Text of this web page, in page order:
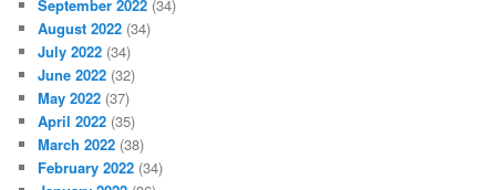
September 2022 (34)
August 2022 (34)
July 2022 (34)
June 2022 (32)
May 2022 (37)
April 2022 (35)
March 2022 (38)
February 2022 (34)